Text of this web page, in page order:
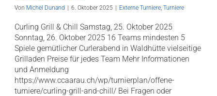
Von Michel Dunand 6. Oktober 2025 Externe Turniere, Turniere
Curling Grill & Chill Samstag, 25. Oktober 2025
Sonntag, 26. Oktober 2025 16 Teams mindesten 5
Spiele gemütlicher Curlerabend in Waldhütte vielseitige
Grilladen Preise für jedes Team Mehr Informationen
und Anmeldung
https://www.ccaarau.ch/wp/turnierplan/offene-
turniere/curling-grill-and-chill/ Bei Fragen oder